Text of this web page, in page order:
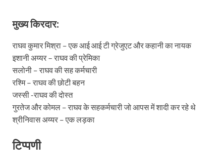
मुख्य किरदार:
राघव कुमार मिश्रा – एक आई आई टी ग्रेजुएट और कहानी का नायक
इशानी अय्यर – राघव की प्रेमिका
सलोनी – राघव की सह कर्मचारी
रश्मि – राघव की छोटी बहन
जस्सी -राघव की दोस्त
गुरतेज और कोमल – राघव के सहकर्मचारी जो आपस में शादी कर रहे थे
श्रीनिवास अय्यर – एक लड़का
टिप्पणी